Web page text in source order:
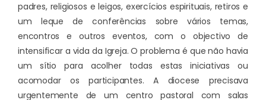
padres, religiosos e leigos, exercícios espirituais, retiros e
um leque de conferências sobre vários temas,
encontros e outros eventos, com o objectivo de
intensificar a vida da Igreja. O problema é que não havia
um sítio para acolher todas estas iniciativas ou
acomodar os participantes. A diocese precisava
urgentemente de um centro pastoral com salas